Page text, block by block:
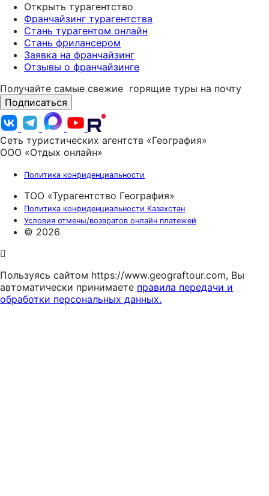
Открыть турагентство
Франчайзинг турагентства
Стань турагентом онлайн
Стань фрилансером
Заявка на франчайзинг
Отзывы о франчайзинге
Получайте самые свежие горящие туры на почту
Подписаться
Сеть туристических агентств «География»
ООО «Отдых онлайн»
Политика конфиденциальности
ТОО «Турагентство География»
Политика конфиденциальности Казахстан
Условия отмены/возвратов онлайн платежей
© 2026
Пользуясь сайтом https://www.geograftour.com, Вы
автоматически принимаете правила передачи и
обработки персональных данных.